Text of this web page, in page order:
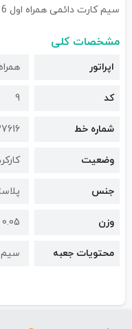
سیم کارت دائمی همراه اول 616 27 96 0912
مشخصات کلی
اپراتور
کد 9
شماره خط
وضعیت
جنس
وزن 0.05 گرم
محتویات جعبه سیم